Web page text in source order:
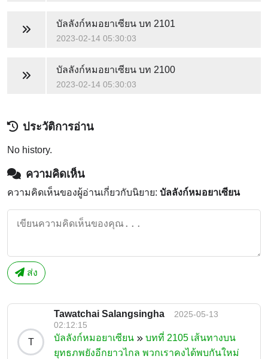
บัลลังก์หมอยาเซียนบท 2101
2023-02-14 05:30:03
บัลลังก์หมอยาเซียนบท 2100
2023-02-14 05:30:03
ประวัติการอ่าน
No history.
ความคิดเห็น
ความคิดเห็นของผู้อ่านเกี่ยวกับนิยาย: บัลลังก์หมอยาเซียน
ส่ง
T
Tawatchai Salangsingha
2025-05-13
02:12:15
บัลลังก์หมอยาเซียน
บทที่ 2105 เส้นทางบน
ยุทธภพยังอีกยาวไกล พวกเราคงได้พบกันใหม่